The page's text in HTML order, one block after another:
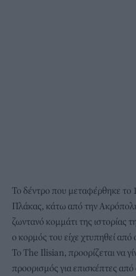
Το δέντρο που μεταφέρθηκε το
Πλάκας, κάτω από την
ζωντανό κομμάτι της ιστορίας
ο κορμός του είχε χτυπηθεί από
Το The Ilisian, προορίζεται να
προορισμός για επισκέπτες